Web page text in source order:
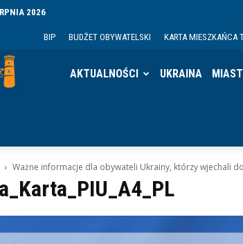
2026
BIP BUDŻET OBYWATELSKI KARTA MIESZKAŃCA
AKTUALNOŚCI UKRAINA
Ważne informacje dla obywateli Ukrainy, którzy wjechali